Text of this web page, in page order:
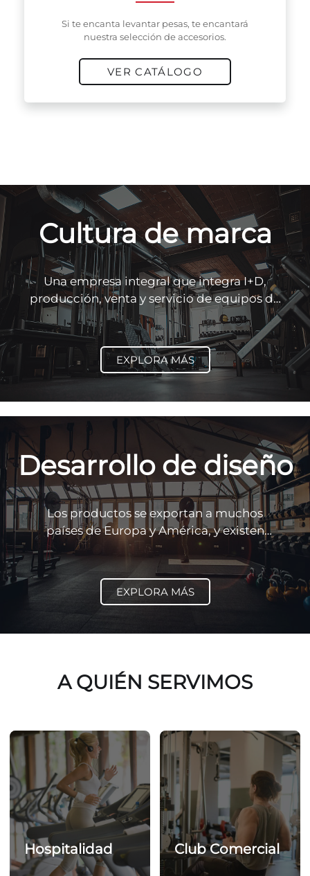
Si te encanta levantar pesas, te encantará
nuestra selección de accesorios.
VER CATÁLOGO
Cultura de marca
Una empresa integral que integra I+D,
producción, venta y servicio de equipos de
fitness y ayudas de rehabilitación.
EXPLORA MÁS
Desarrollo de diseño
Los productos se exportan a muchos
países de Europa y América, y existen
muchas oficinas y puntos de distribución
en todo el país.
EXPLORA MÁS
A QUIÉN SERVIMOS
Hospitalidad Club Comercial